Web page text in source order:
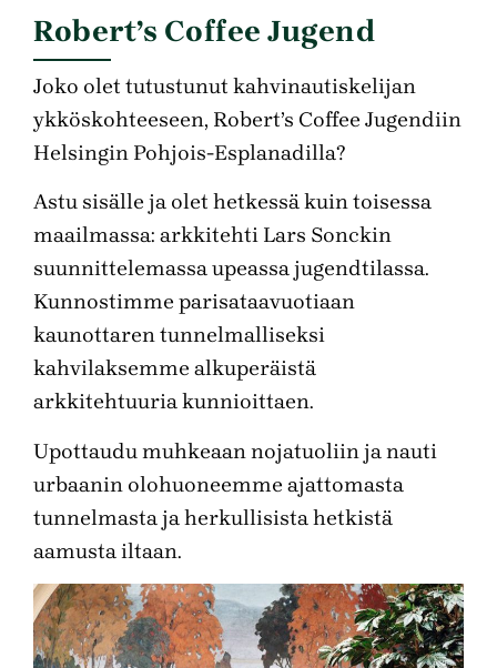
Robert’s Coffee Jugend
Joko olet tutustunut kahvinautiskelijan
ykköskohteeseen, Robert’s Coffee Jugendiin
Helsingin Pohjois-Esplanadilla?
Astu sisälle ja olet hetkessä kuin toisessa
maailmassa: arkkitehti Lars Sonckin
suunnittelemassa upeassa jugendtilassa.
Kunnostimme parisataavuotiaan
kaunottaren tunnelmalliseksi
kahvilaksemme alkuperäistä
arkkitehtuuria kunnioittaen.
Upottaudu muhkeaan nojatuoliin ja nauti
urbaanin olohuoneemme ajattomasta
tunnelmasta ja herkullisista hetkistä
aamusta iltaan.